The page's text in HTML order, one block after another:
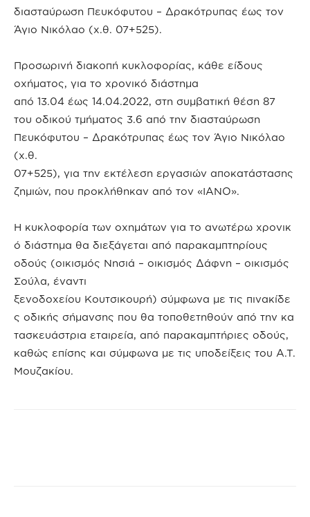
διασταύρωση Πευκόφυτου – Δρακότρυπας έως τον
Άγιο Νικόλαο (χ.θ. 07+525).
Προσωρινή διακοπή κυκλοφορίας, κάθε είδους
οχήματος, για το χρονικό διάστημα
από 13.04 έως 14.04.2022, στη συμβατική θέση 87
του οδικού τμήματος 3.6 από την διασταύρωση
Πευκόφυτου – Δρακότρυπας έως τον Άγιο Νικόλαο
(χ.θ.
07+525), για την εκτέλεση εργασιών αποκατάστασης
ζημιών, που προκλήθηκαν από τον «ΙΑΝΟ».
Η κυκλοφορία των οχημάτων για το ανωτέρω χρονικ
ό διάστημα θα διεξάγεται από παρακαμπτηρίους
οδούς (οικισμός Νησιά – οικισμός Δάφνη – οικισμός
Σούλα, έναντι
ξενοδοχείου Κουτσικουρή) σύμφωνα με τις πινακίδε
ς οδικής σήμανσης που θα τοποθετηθούν από την κα
τασκευάστρια εταιρεία, από παρακαμπτήριες οδούς,
καθώς επίσης και σύμφωνα με τις υποδείξεις του Α.Τ.
Μουζακίου.